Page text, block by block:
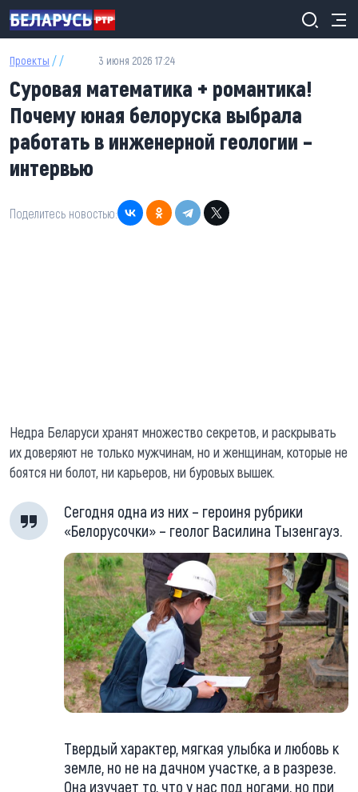
Перейти к основному содержанию
Проекты / / 3 июня 2026 17:24
Суровая математика + романтика!
Почему юная белоруска выбрала
работать в инженерной геологии –
интервью
Поделитесь новостью:
Недра Беларуси хранят множество секретов, и раскрывать
их доверяют не только мужчинам, но и женщинам, которые не
боятся ни болот, ни карьеров, ни буровых вышек.
Сегодня одна из них – героиня рубрики
«Белорусочки» – геолог Василина Тызенгауз.
Твердый характер, мягкая улыбка и любовь к
земле, но не на дачном участке, а в разрезе.
Она изучает то, что у нас под ногами, но при